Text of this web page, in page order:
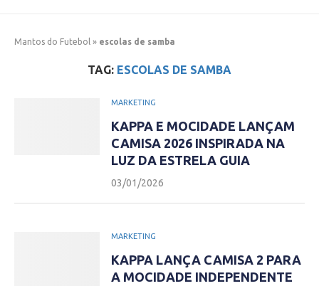
Mantos do Futebol » escolas de samba
TAG: ESCOLAS DE SAMBA
MARKETING
KAPPA E MOCIDADE LANÇAM
CAMISA 2026 INSPIRADA NA
LUZ DA ESTRELA GUIA
03/01/2026
MARKETING
KAPPA LANÇA CAMISA 2 PARA
A MOCIDADE INDEPENDENTE